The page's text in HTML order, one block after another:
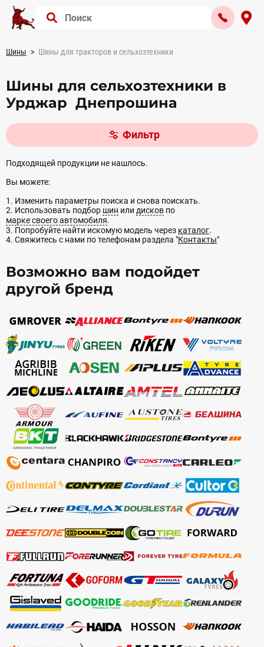
Шины Шины для тракторов и сельхозтехники
Шины для сельхозтехники в
Урджар Днепрошина
Фильтр
Подходящей продукции не нашлось.
Вы можете:
1. Изменить параметры поиска и снова поискать.
2. Использовать подбор шин или дисков по
марке своего автомобиля.
3. Попробуйте найти искомую модель через каталог.
4. Свяжитесь с нами по телефонам раздела "Контакты"
Возможно вам подойдет
другой бренд